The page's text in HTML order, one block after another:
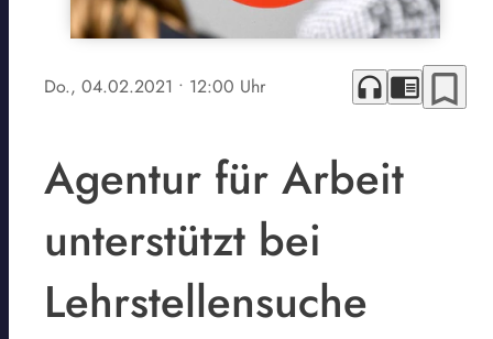
Do., 04.02.2021 • 12:00 Uhr headphones chrome_reader_mode bookmark_border
Agentur für Arbeit
unterstützt bei
Lehrstellensuche